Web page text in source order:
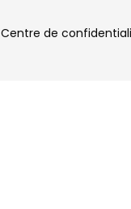
Centre de